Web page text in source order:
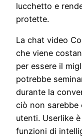
lucchetto e
protette.
La chat video
che viene
per essere il
potrebbe
durante la
ciò non
utenti. Userlike
funzioni di